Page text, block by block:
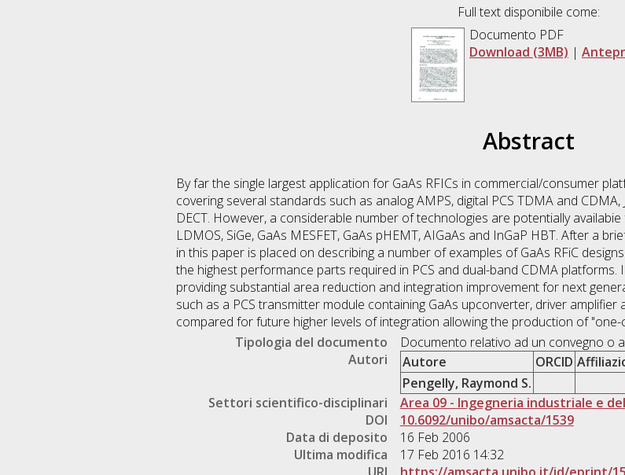
Full text disponibile come:
Documento PDF
Download (3MB) |
Abstract
By far the single largest application for GaAs RFICs in commercial/consumer
covering several standards such as analog AMPS, digital PCS TDMA and
DECT. However, a considerable number of technologies are potentially availabie
LDMOS, SiGe, GaAs MESFET, GaAs pHEMT, AIGaAs and InGaP HBT. After a
in this paper is placed on describing a number of examples of GaAs RFiC
the highest performance parts required in PCS and dual-band CDMA
providing substantial area reduction and integration improvement for next
such as a PCS transmitter module containing GaAs upconverter, driver
compared for future higher levels of integration allowing the production of "one-
Tipologia del documento
Documento relativo ad un convegno o
Autori
Autore ORCID
Pengelly, Raymond S.
Settori scientifico-disciplinari
Area 09 - Ingegneria industriale e
DOI
10.6092/unibo/amsacta/1539
Data di deposito
16 Feb 2006
Ultima modifica
17 Feb 2016 14:32